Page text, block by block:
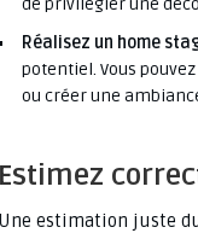
de privilégier une
Réalisez un home
potentiel. Vous
ou créer une
Estimez
Une estimation juste